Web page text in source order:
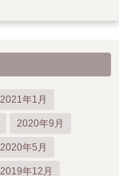
2021年1月
2020年9月
2020年5月
2019年12月